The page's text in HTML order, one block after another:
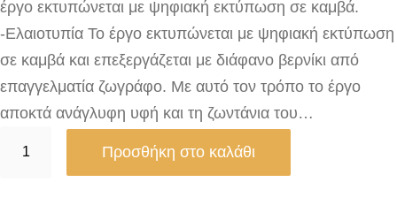
έργο εκτυπώνεται με ψηφιακή εκτύπωση σε καμβά.
-Ελαιοτυπία Το έργο εκτυπώνεται με ψηφιακή εκτύπωση
σε καμβά και επεξεργάζεται με διάφανο βερνίκι από
επαγγελματία ζωγράφο. Με αυτό τον τρόπο το έργο
αποκτά ανάγλυφη υφή και τη ζωντάνια του…
Προσθήκη στο καλάθι